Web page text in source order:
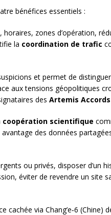
bénéfices essentiels :
zones d’opération,
la coordination de trafic
et permet de
aux tensions géopolitiques
des Artemis Accords
coopération scientifique
des données
ou privés, disposer d’un
éviter de revendre un site
cachée via Chang’e‑6 (Chine)